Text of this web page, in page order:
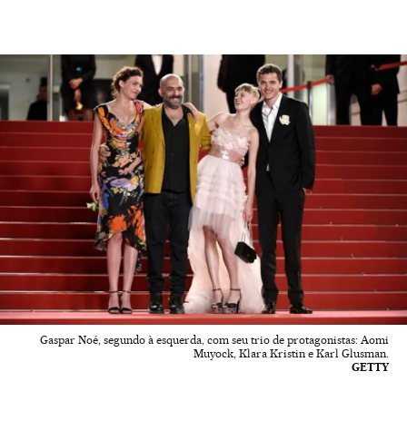
Gaspar Noé, segundo à esquerda, com seu trio de protagonistas: Aomi
Muyock, Klara Kristin e Karl Glusman.
GETTY